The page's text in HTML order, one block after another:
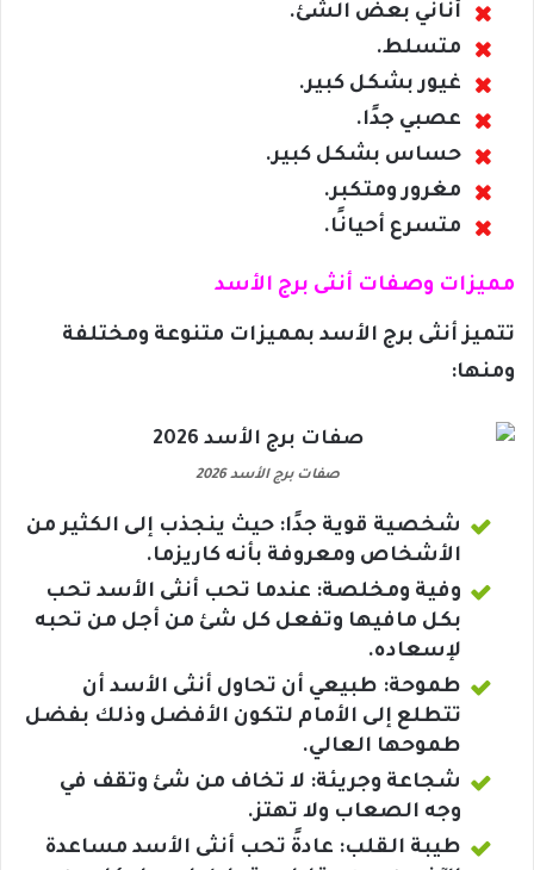
أناني بعض الشئ.
متسلط.
غيور بشكل كبير.
عصبي جدًا.
حساس بشكل كبير.
مغرور ومتكبر.
متسرع أحيانًا.
مميزات وصفات أنثى برج الأسد
تتميز أنثى برج الأسد بمميزات متنوعة ومختلفة
ومنها:
صفات برج الأسد 2026
شخصية قوية جدًا: حيث ينجذب إلى الكثير من
الأشخاص ومعروفة بأنه كاريزما.
وفية ومخلصة: عندما تحب أنثى الأسد تحب
بكل مافيها وتفعل كل شئ من أجل من تحبه
لإسعاده.
طموحة: طبيعي أن تحاول أنثى الأسد أن
تتطلع إلى الأمام لتكون الأفضل وذلك بفضل
طموحها العالي.
شجاعة وجريئة: لا تخاف من شئ وتقف في
وجه الصعاب ولا تهتز.
طيبة القلب: عادةً تحب أنثى الأسد مساعدة